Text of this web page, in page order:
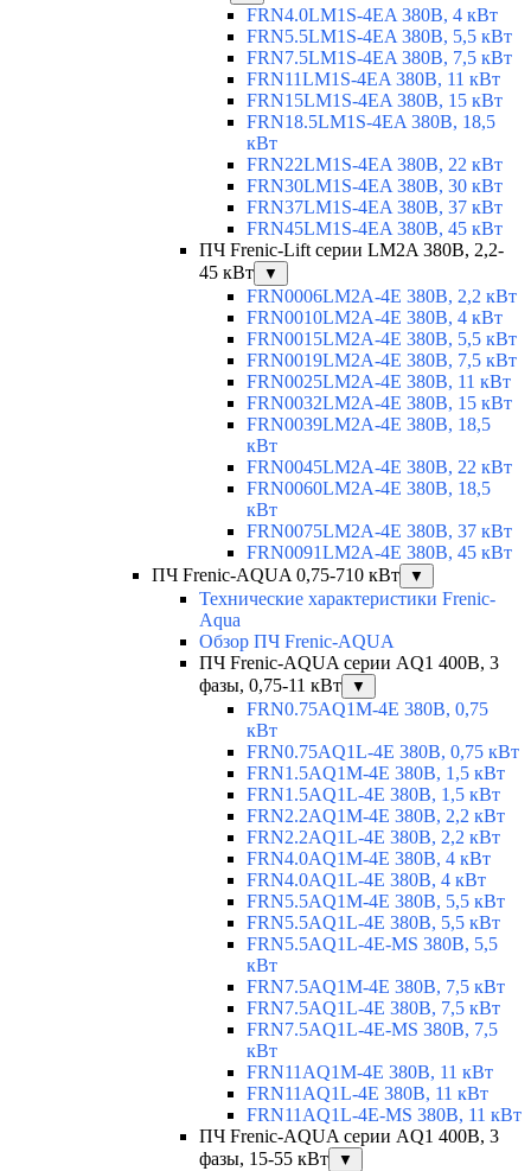
FRN4.0LM1S-4EA 380В, 4 кВт
FRN5.5LM1S-4EA 380В, 5,5 кВт
FRN7.5LM1S-4EA 380В, 7,5 кВт
FRN11LM1S-4EA 380В, 11 кВт
FRN15LM1S-4EA 380В, 15 кВт
FRN18.5LM1S-4EA 380В, 18,5
кВт
FRN22LM1S-4EA 380В, 22 кВт
FRN30LM1S-4EA 380В, 30 кВт
FRN37LM1S-4EA 380В, 37 кВт
FRN45LM1S-4EA 380В, 45 кВт
ПЧ Frenic-Lift серии LM2A 380В, 2,2-
45 кВт
▼
FRN0006LM2A-4E 380В, 2,2 кВт
FRN0010LM2A-4E 380В, 4 кВт
FRN0015LM2A-4E 380В, 5,5 кВт
FRN0019LM2A-4E 380В, 7,5 кВт
FRN0025LM2A-4E 380В, 11 кВт
FRN0032LM2A-4E 380В, 15 кВт
FRN0039LM2A-4E 380В, 18,5
кВт
FRN0045LM2A-4E 380В, 22 кВт
FRN0060LM2A-4E 380В, 18,5
кВт
FRN0075LM2A-4E 380В, 37 кВт
FRN0091LM2A-4E 380В, 45 кВт
ПЧ Frenic-AQUA 0,75-710 кВт
▼
Технические характеристики Frenic-
Aqua
Обзор ПЧ Frenic-AQUA
ПЧ Frenic-AQUA серии AQ1 400В, 3
фазы, 0,75-11 кВт
▼
FRN0.75AQ1M-4E 380В, 0,75
кВт
FRN0.75AQ1L-4E 380В, 0,75 кВт
FRN1.5AQ1M-4E 380В, 1,5 кВт
FRN1.5AQ1L-4E 380В, 1,5 кВт
FRN2.2AQ1M-4E 380В, 2,2 кВт
FRN2.2AQ1L-4E 380В, 2,2 кВт
FRN4.0AQ1M-4E 380В, 4 кВт
FRN4.0AQ1L-4E 380В, 4 кВт
FRN5.5AQ1M-4E 380В, 5,5 кВт
FRN5.5AQ1L-4E 380В, 5,5 кВт
FRN5.5AQ1L-4E-MS 380В, 5,5
кВт
FRN7.5AQ1M-4E 380В, 7,5 кВт
FRN7.5AQ1L-4E 380В, 7,5 кВт
FRN7.5AQ1L-4E-MS 380В, 7,5
кВт
FRN11AQ1M-4E 380В, 11 кВт
FRN11AQ1L-4E 380В, 11 кВт
FRN11AQ1L-4E-MS 380В, 11 кВт
ПЧ Frenic-AQUA серии AQ1 400В, 3
фазы, 15-55 кВт
▼